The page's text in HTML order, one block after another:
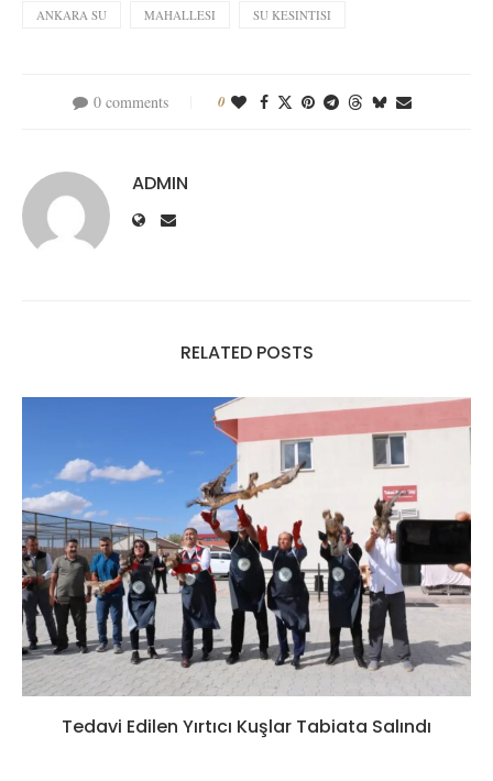
ANKARA SU MAHALLESI SU KESINTISI
0 comments 0
ADMIN
RELATED POSTS
Tedavi Edilen Yırtıcı Kuşlar Tabiata Salındı